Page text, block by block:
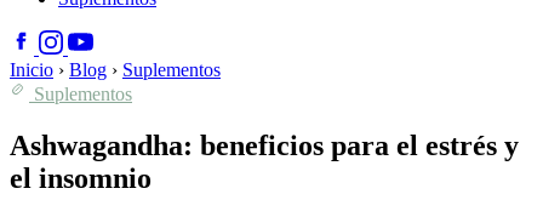
Inicio › Blog › Suplementos
Suplementos
Ashwagandha: beneficios para el estrés y
el insomnio